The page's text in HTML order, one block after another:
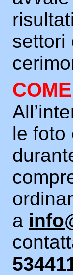
settori
le foto
a